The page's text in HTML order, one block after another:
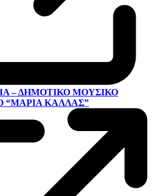
– ΔΗΜΟΤΙΚΌ ΜΟΥΣΙΚΌ
“ΜΑΡΊΑ ΚΆΛΛΑΣ”